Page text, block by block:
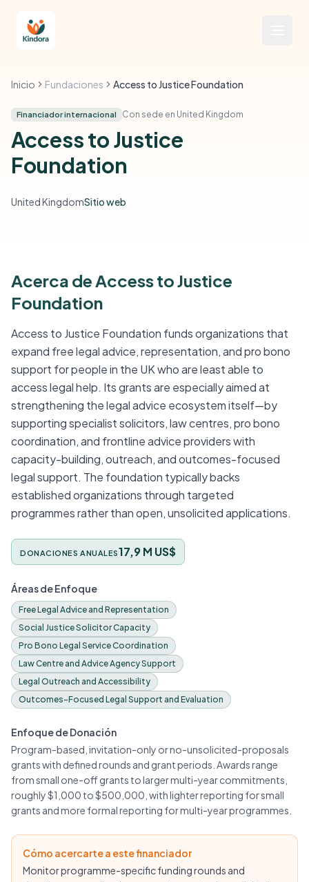
Inicio Fundaciones Access to Justice Foundation
Financiador internacional Con sede en United Kingdom
Access to Justice
Foundation
United KingdomSitio web
Acerca de Access to Justice
Foundation
Access to Justice Foundation funds organizations that
expand free legal advice, representation, and pro bono
support for people in the UK who are least able to
access legal help. Its grants are especially aimed at
strengthening the legal advice ecosystem itself—by
supporting specialist solicitors, law centres, pro bono
coordination, and frontline advice providers with
capacity-building, outreach, and outcomes-focused
legal support. The foundation typically backs
established organizations through targeted
programmes rather than open, unsolicited applications.
DONACIONES ANUALES17,9 M US$
Áreas de Enfoque
Free Legal Advice and Representation
Social Justice Solicitor Capacity
Pro Bono Legal Service Coordination
Law Centre and Advice Agency Support
Legal Outreach and Accessibility
Outcomes-Focused Legal Support and Evaluation
Enfoque de Donación
Program-based, invitation-only or no-unsolicited-proposals
grants with defined rounds and grant periods. Awards range
from small one-off grants to larger multi-year commitments,
roughly $1,000 to $500,000, with lighter reporting for small
grants and more formal reporting for multi-year programmes.
Cómo acercarte a este financiador
Monitor programme-specific funding rounds and